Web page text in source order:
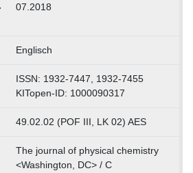
07.2018
Englisch
ISSN: 1932-7447, 1932-7455
KITopen-ID: 1000090317
49.02.02 (POF III, LK 02) AES
The journal of physical chemistry
<Washington, DC> / C